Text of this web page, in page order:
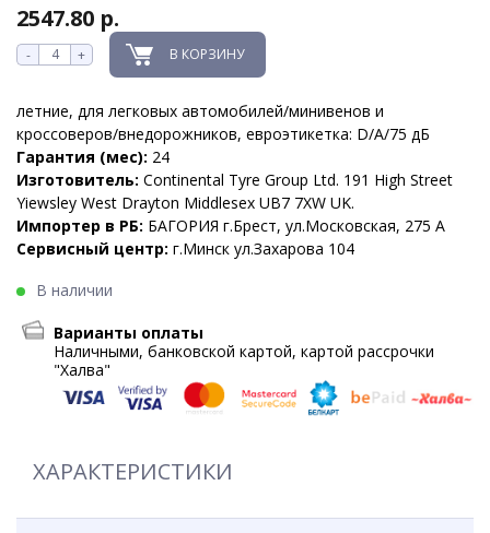
2547.80 р.
- + В КОРЗИНУ
летние, для легковых автомобилей/минивенов и
кроссоверов/внедорожников, евроэтикетка: D/A/75 дБ
Гарантия (мес): 24
Изготовитель: Continental Tyre Group Ltd. 191 High Street
Yiewsley West Drayton Middlesex UB7 7XW UK.
Импортер в РБ: БАГОРИЯ г.Брест, ул.Московская, 275 А
Сервисный центр: г.Минск ул.Захарова 104
В наличии
Варианты оплаты
Наличными, банковской картой, картой рассрочки
"Халва"
ХАРАКТЕРИСТИКИ